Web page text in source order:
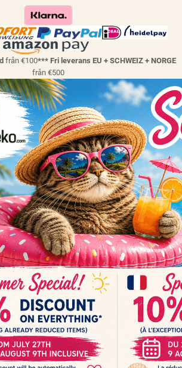
från €100*** Fri leverans EU + SCHWEIZ + NORGE
från €500